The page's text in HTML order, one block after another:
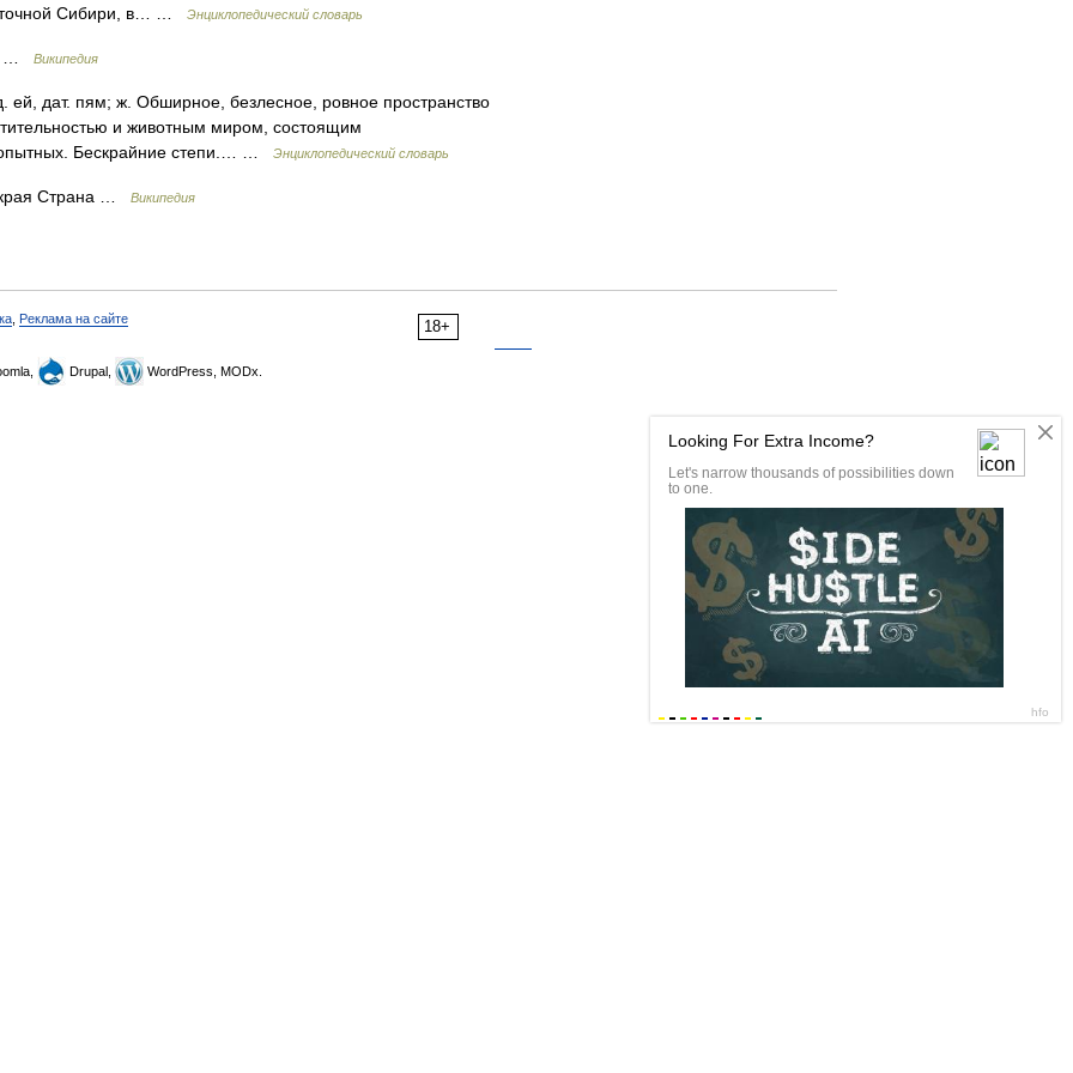
Сибири, в… … Энциклопедический словарь
Википедия
дат. пям; ж. Обширное, безлесное, ровное пространство
и животным миром, состоящим
Бескрайние степи.… …
Энциклопедический словарь
Страна … Википедия
18+
Реклама на сайте
Drupal, WordPress, MODx.